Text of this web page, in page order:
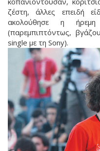
ζέστη, άλλες επειδή
ακολούθησε η
(παρεμπιπτόντως,
single με τη Sony).